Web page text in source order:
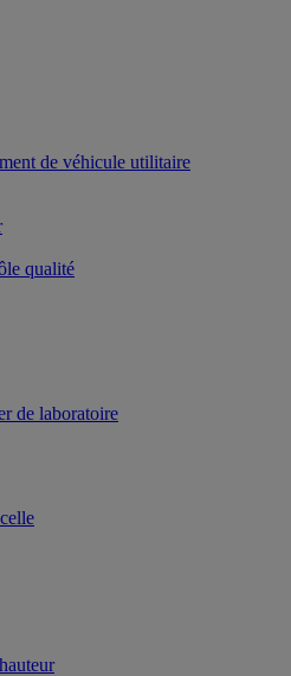
de véhicule utilitaire
qualité
de laboratoire